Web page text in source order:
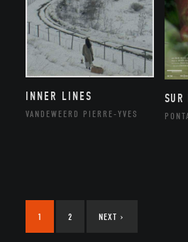
INNER LINES
VANDEWEERD PIERRE-YVES
1 2 NEXT ›